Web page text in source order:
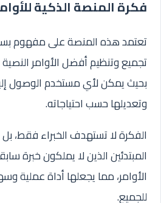
فكرة المنصة الذكية
تعتمد هذه المنصة على مفهوم
تجميع وتنظيم أفضل الأوامر
بحيث يمكن لأي مستخدم الوصول
وتعديلها حسب احتياجاته.
الفكرة لا تستهدف الخبراء فقط،
المبتدئين الذين لا يملكون خبرة
الأوامر، مما يجعلها أداة عملية
للجميع.